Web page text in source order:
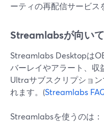
ーティの再配信サービス
Streamlabsが向い
Streamlabs Desktopは
バーレイやアラート、収
Ultraサブスクリプショ
れます。(Streamlabs
Streamlabsを使うのは：